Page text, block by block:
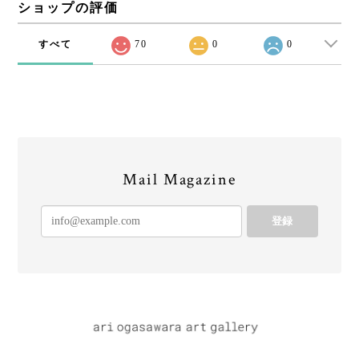
ショップの評価
すべて 70 0 0
Mail Magazine
登録